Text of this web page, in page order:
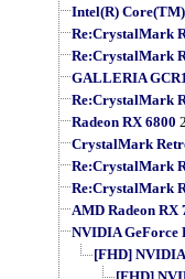
Intel(R)
Re:CrystalMark
Re:CrystalMark
GALLERIA
Re:CrystalMark
Radeon RX 6800
CrystalMark
Re:CrystalMark
Re:CrystalMark
AMD Radeon RX
NVIDIA GeForce
[FHD]